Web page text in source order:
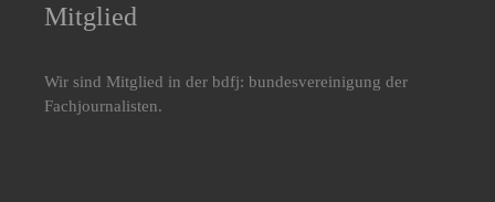
Mitglied
Wir sind Mitglied in der bdfj: bundesvereinigung der
Fachjournalisten.